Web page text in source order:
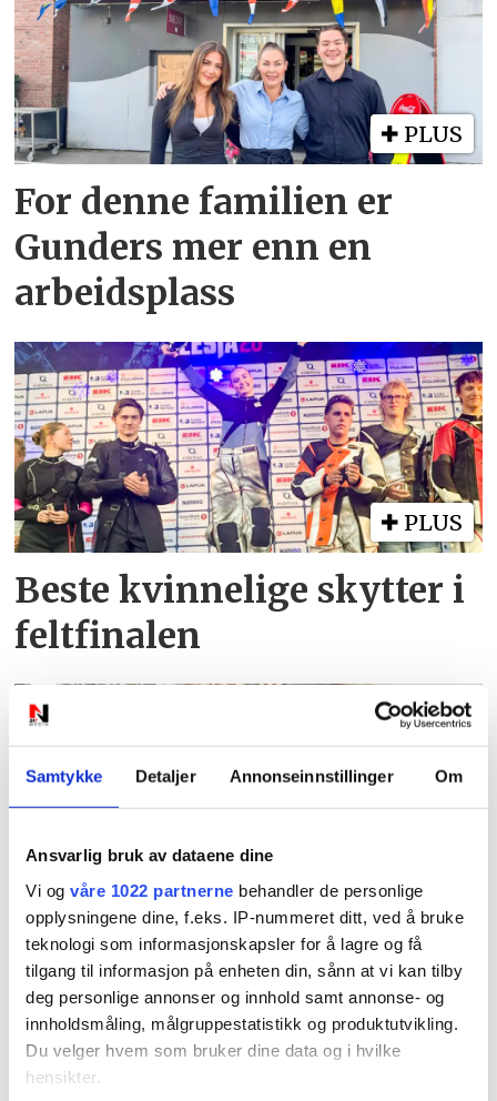
Samtykke Detaljer Annonseinnstillinger Om
Ansvarlig bruk av dataene dine
Vi og våre 1022 partnerne behandler de personlige
opplysningene dine, f.eks. IP-nummeret ditt, ved å bruke
teknologi som informasjonskapsler for å lagre og få
tilgang til informasjon på enheten din, sånn at vi kan tilby
deg personlige annonser og innhold samt annonse- og
innholdsmåling, målgruppestatistikk og produktutvikling.
Du velger hvem som bruker dine data og i hvilke
hensikter.
PLUS
For denne familien er
Gunders mer enn en
arbeidsplass
PLUS
Beste kvinnelige skytter i
feltfinalen
Leger får betalt for å la
være å sykmelde